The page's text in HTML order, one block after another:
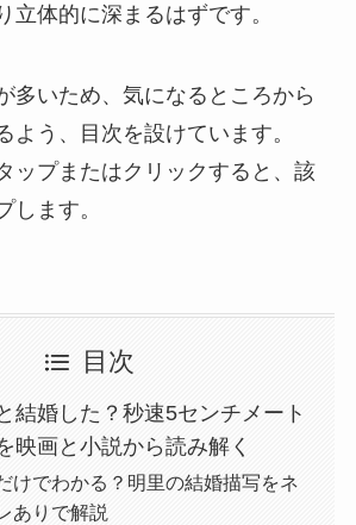
立体的に深まるはずです。
多いため、気になるところから
よう、目次を設けています。
ップまたはクリックすると、該
します。
目次
結婚した？秒速5センチメート
映画と小説から読み解く
けでわかる？明里の結婚描写をネ
ありで解説